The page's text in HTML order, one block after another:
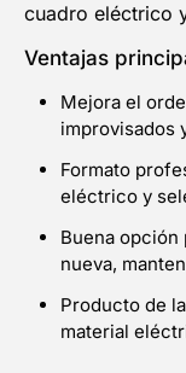
cuadro eléctrico
Ventajas
Mejora el
improvisados
Formato
eléctrico y
Buena opción
nueva,
Producto de
material